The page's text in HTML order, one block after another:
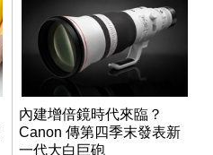
內建增倍鏡時代來臨？
Canon 傳第四季末發表新
一代大白巨砲